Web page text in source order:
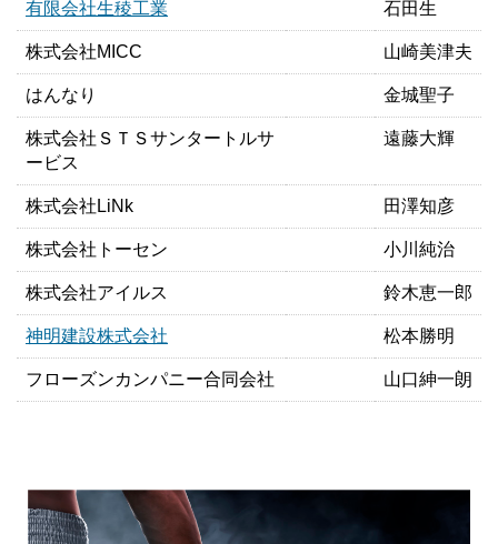
有限会社生稜工業 石田生
株式会社MICC 山崎美津夫
はんなり 金城聖子
株式会社ＳＴＳサンタートルサ
ービス
遠藤大輝
株式会社LiNk 田澤知彦
株式会社トーセン 小川純治
株式会社アイルス 鈴木恵一郎
神明建設株式会社 松本勝明
フローズンカンパニー合同会社 山口紳一朗